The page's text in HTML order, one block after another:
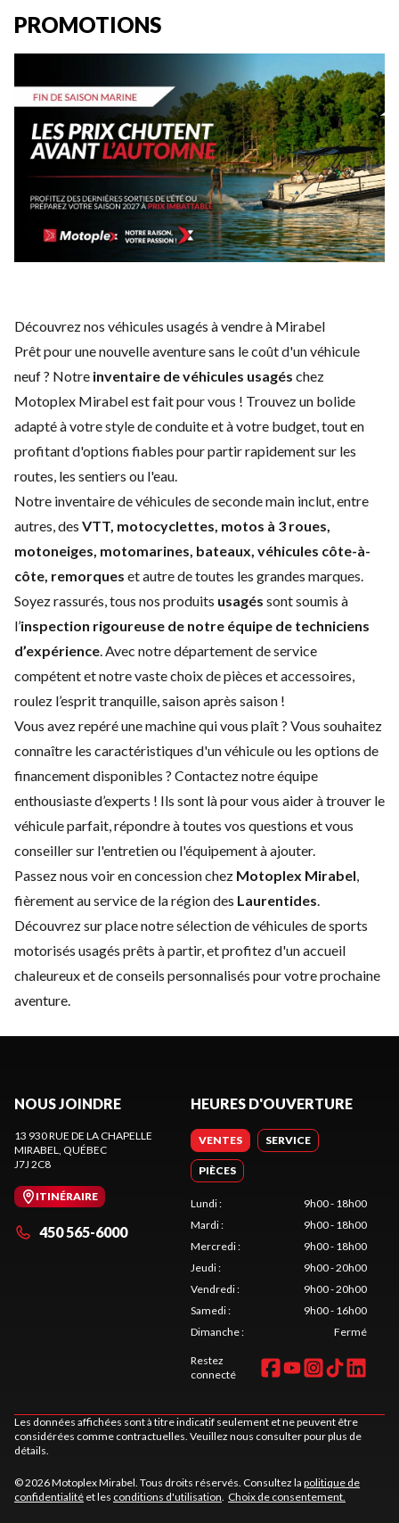
PROMOTIONS
Découvrez nos véhicules usagés à vendre à Mirabel
Prêt pour une nouvelle aventure sans le coût d'unvéhicule
neuf? Notre inventaire de véhicules usagés chez
Motoplex Mirabel est fait pour vous ! Trouvez un bolide
adapté à votre style de conduite et à votre budget, tout en
profitant d'options fiables pour partir rapidement sur les
routes, les sentiers ou l'eau.
Notre inventaire de véhicules de seconde main inclut, entre
autres, des VTT, motocyclettes, motos à 3 roues,
motoneiges, motomarines, bateaux, véhicules côte-à-
côte, remorques et autre de toutes les grandes marques.
Soyez rassurés, tous nos produits usagés sont soumis à
l’inspection rigoureuse de notre équipe de techniciens
d’expérience. Avec notredépartement de service
compétent et notre vaste choix depièces et accessoires,
roulez l’esprit tranquille, saison après saison !
Vous avez repéré une machine qui vous plaît ? Vous souhaitez
connaître les caractéristiques d'un véhicule ou les options de
financement disponibles ? Contactez notre équipe
enthousiaste d’experts ! Ils sont là pour vous aider à trouver le
véhicule parfait, répondre à toutes vos questions et vous
conseiller sur l'entretien ou l'équipement à ajouter.
Passez nous voir en concession chez Motoplex Mirabel,
fièrement au service de la région des Laurentides.
Découvrez sur place notre sélection de véhicules de sports
motorisés usagés prêts à partir, et profitez d'un accueil
chaleureux et de conseils personnalisés pour votre prochaine
aventure.
NOUS JOINDRE
13 930 RUE DE LA CHAPELLE
MIRABEL, QUÉBEC
J7J 2C8
ITINÉRAIRE
450 565-6000
HEURES D'OUVERTURE
VENTES SERVICE
PIÈCES
Lundi:
9h00 - 18h00
Mardi:
9h00 - 18h00
Mercredi:
9h00 - 18h00
Jeudi:
9h00 - 20h00
Vendredi:
9h00 - 20h00
Samedi:
9h00 - 16h00
Dimanche: Fermé
Restez
connecté
Les données affichées sont à titre indicatif seulement et ne peuvent être
considérées comme contractuelles. Veuillez nous consulter pour plus de
détails.
© 2026 Motoplex Mirabel. Tous droits réservés. Consultez la politique de
confidentialité et les conditions d'utilisation. Choix de consentement.